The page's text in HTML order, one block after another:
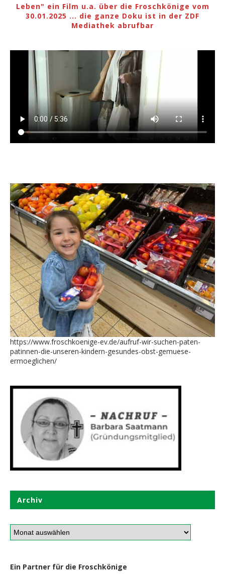
Leben" ein Film u.a. über die Froschkönige vom
30.01.2025 ... die ganze Doku ist in der ZDF
Mediathek abrufbar
https://www.froschkoenige-ev.de/aufruf-wir-suchen-paten-
patinnen-die-unseren-kindern-gesundes-obst-gemuese-
ermoeglichen/
Archiv
Ein Partner für die Froschkönige